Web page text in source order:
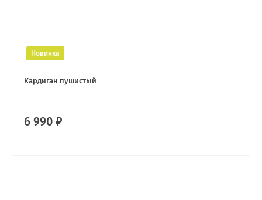
Новинка
Кардиган пушистый
6 990 ₽